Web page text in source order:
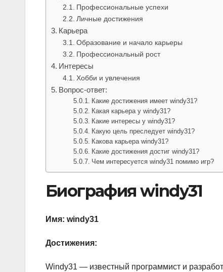
Профессиональные успехи
Личные достижения
Карьера
Образование и начало карьеры
Профессиональный рост
Интересы
Хобби и увлечения
Вопрос-ответ:
Какие достижения имеет windy31?
Какая карьера у windy31?
Какие интересы у windy31?
Какую цель преследует windy31?
Какова карьера windy31?
Какие достижения достиг windy31?
Чем интересуется windy31 помимо игр?
Биография windy31
Имя: windy31
Достижения:
Windy31 — известный программист и